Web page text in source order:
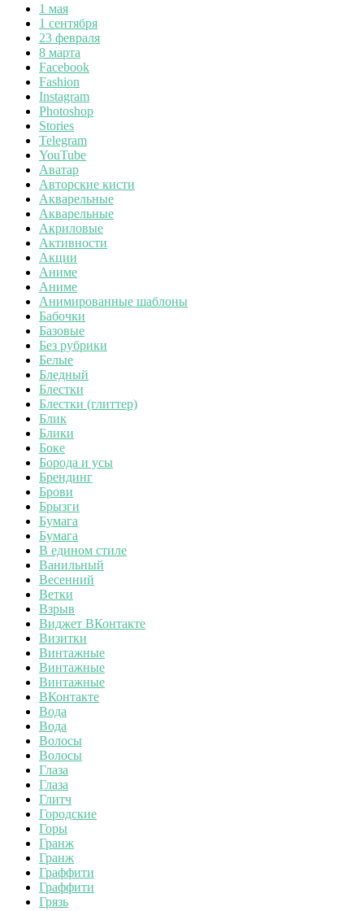
1 мая
1 сентября
23 февраля
8 марта
Facebook
Fashion
Instagram
Photoshop
Stories
Telegram
YouTube
Аватар
Авторские кисти
Акварельные
Акварельные
Акриловые
Активности
Акции
Аниме
Аниме
Анимированные шаблоны
Бабочки
Базовые
Без рубрики
Белые
Бледный
Блестки
Блестки (глиттер)
Блик
Блики
Боке
Борода и усы
Брендинг
Брови
Брызги
Бумага
Бумага
В едином стиле
Ванильный
Весенний
Ветки
Взрыв
Виджет ВКонтакте
Визитки
Винтажные
Винтажные
Винтажные
ВКонтакте
Вода
Вода
Волосы
Волосы
Глаза
Глаза
Глитч
Городские
Горы
Гранж
Гранж
Граффити
Граффити
Грязь